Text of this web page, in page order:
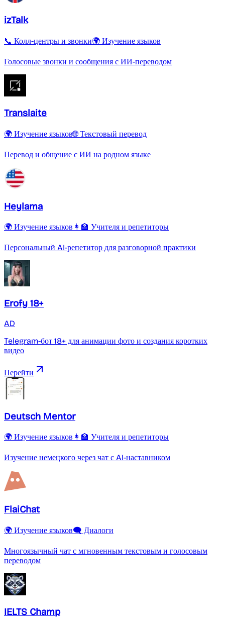
izTalk
📞 Колл-центры и звонки🌍 Изучение языков
Голосовые звонки и сообщения с ИИ-переводом
Translaite
🌍 Изучение языков🌐 Текстовый перевод
Перевод и общение с ИИ на родном языке
Heylama
🌍 Изучение языков 👩‍🏫 Учителя и репетиторы
Персональный AI-репетитор для разговорной практики
Erofy 18+
AD
Telegram-бот 18+ для анимации фото и создания коротких
видео
Перейти
Deutsch Mentor
🌍 Изучение языков 👩‍🏫 Учителя и репетиторы
Изучение немецкого через чат с AI-наставником
FlaiChat
🌍 Изучение языков🗨️ Диалоги
Многоязычный чат с мгновенным текстовым и голосовым
переводом
IELTS Champ